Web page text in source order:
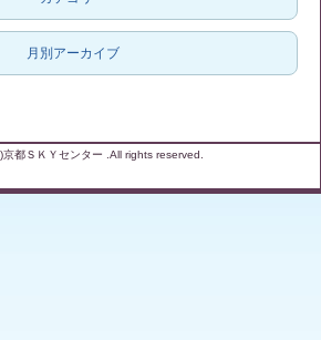
月別アーカイブ
京都ＳＫＹセンター .All rights reserved.